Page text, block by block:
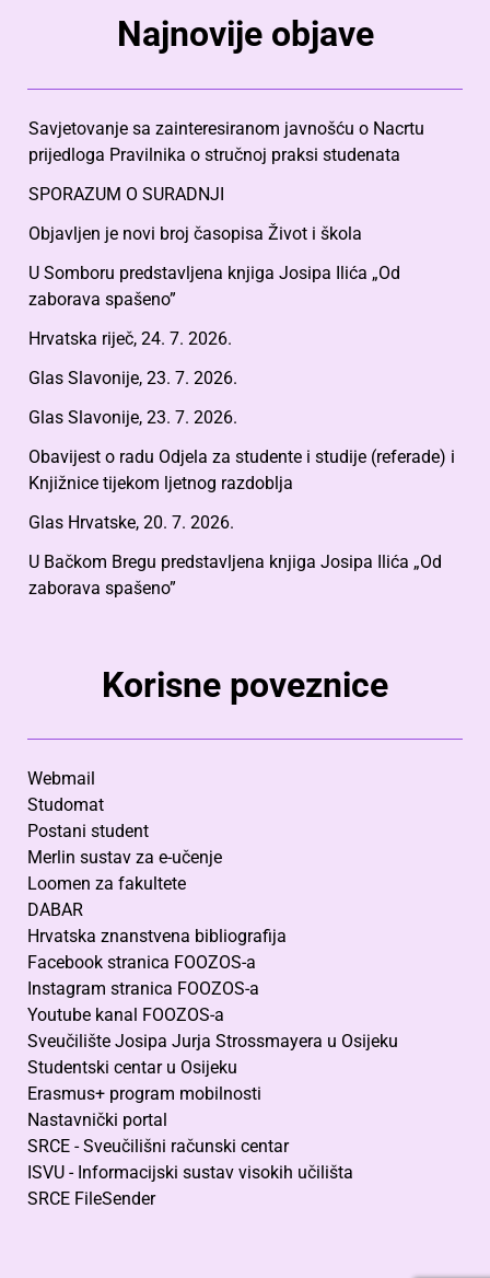
Najnovije objave
Savjetovanje sa zainteresiranom javnošću o Nacrtu
prijedloga Pravilnika o stručnoj praksi studenata
SPORAZUM O SURADNJI
Objavljen je novi broj časopisa Život i škola
U Somboru predstavljena knjiga Josipa Ilića „Od
zaborava spašeno”
Hrvatska riječ, 24. 7. 2026.
Glas Slavonije, 23. 7. 2026.
Glas Slavonije, 23. 7. 2026.
Obavijest o radu Odjela za studente i studije (referade) i
Knjižnice tijekom ljetnog razdoblja
Glas Hrvatske, 20. 7. 2026.
U Bačkom Bregu predstavljena knjiga Josipa Ilića „Od
zaborava spašeno”
Korisne poveznice
Webmail
Studomat
Postani student
Merlin sustav za e-učenje
Loomen za fakultete
DABAR
Hrvatska znanstvena bibliografija
Facebook stranica FOOZOS-a
Instagram stranica FOOZOS-a
Youtube kanal FOOZOS-a
Sveučilište Josipa Jurja Strossmayera u Osijeku
Studentski centar u Osijeku
Erasmus+ program mobilnosti
Nastavnički portal
SRCE - Sveučilišni računski centar
ISVU - Informacijski sustav visokih učilišta
SRCE FileSender